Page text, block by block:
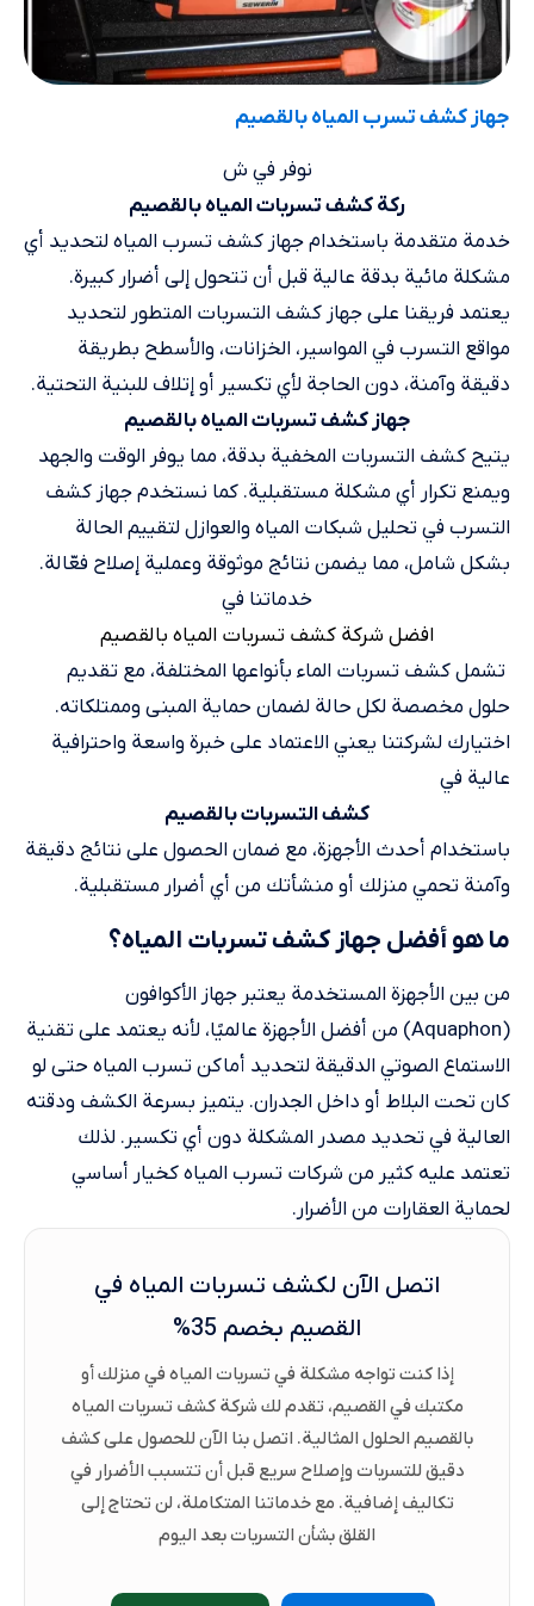
جهاز كشف تسرب المياه​ بالقصيم
نوفر في ش
ركة كشف تسربات المياه بالقصيم
خدمة متقدمة باستخدام جهاز كشف تسرب المياه لتحديد أي
مشكلة مائية بدقة عالية قبل أن تتحول إلى أضرار كبيرة.
يعتمد فريقنا على جهاز كشف التسربات المتطور لتحديد
مواقع التسرب في المواسير، الخزانات، والأسطح بطريقة
دقيقة وآمنة، دون الحاجة لأي تكسير أو إتلاف للبنية التحتية.
جهاز كشف تسربات المياه بالقصيم
يتيح كشف التسربات المخفية بدقة، مما يوفر الوقت والجهد
ويمنع تكرار أي مشكلة مستقبلية. كما نستخدم جهاز كشف
التسرب في تحليل شبكات المياه والعوازل لتقييم الحالة
بشكل شامل، مما يضمن نتائج موثوقة وعملية إصلاح فعّالة.
خدماتنا في
افضل شركة كشف تسربات المياه بالقصيم
​ تشمل كشف تسربات الماء بأنواعها المختلفة، مع تقديم
حلول مخصصة لكل حالة لضمان حماية المبنى وممتلكاته.
اختيارك لشركتنا يعني الاعتماد على خبرة واسعة واحترافية
عالية في
كشف التسربات بالقصيم
باستخدام أحدث الأجهزة، مع ضمان الحصول على نتائج دقيقة
وآمنة تحمي منزلك أو منشأتك من أي أضرار مستقبلية.
ما هو أفضل جهاز كشف تسربات المياه؟
من بين الأجهزة المستخدمة يعتبر جهاز الأكوافون
(Aquaphon) من أفضل الأجهزة عالميًا، لأنه يعتمد على تقنية
الاستماع الصوتي الدقيقة لتحديد أماكن تسرب المياه حتى لو
كان تحت البلاط أو داخل الجدران. يتميز بسرعة الكشف ودقته
العالية في تحديد مصدر المشكلة دون أي تكسير. لذلك
تعتمد عليه كثير من شركات تسرب المياه كخيار أساسي
لحماية العقارات من الأضرار.
اتصل الآن لكشف تسربات المياه في
القصيم بخصم 35%
إذا كنت تواجه مشكلة في تسربات المياه في منزلك أو
مكتبك في القصيم، تقدم لك شركة كشف تسربات المياه
بالقصيم الحلول المثالية. اتصل بنا الآن للحصول على كشف
دقيق للتسربات وإصلاح سريع قبل أن تتسبب الأضرار في
تكاليف إضافية. مع خدماتنا المتكاملة، لن تحتاج إلى
القلق بشأن التسربات بعد اليوم